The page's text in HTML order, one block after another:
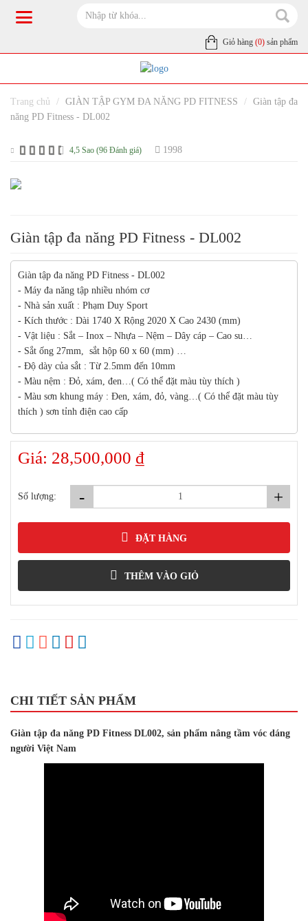
Giỏ hàng (0) sản phẩm
Trang chủ GIÀN TẬP GYM ĐA NĂNG PD FITNESS
Giàn tập đa
năng PD Fitness - DL002
4,5 Sao (96 Đánh giá) 1998
Giàn tập đa năng PD Fitness - DL002
Giàn tập đa năng PD Fitness - DL002
- Máy đa năng tập nhiều nhóm cơ
- Nhà sản xuất : Phạm Duy Sport
- Kích thước : Dài 1740 X Rộng 2020 X Cao 2430 (mm)
- Vật liệu : Sắt – Inox – Nhựa – Nệm – Dây cáp – Cao su…
- Sắt ống 27mm, sắt hộp 60 x 60 (mm) …
- Độ dày của sắt : Từ 2.5mm đến 10mm
- Màu nệm : Đỏ, xám, đen…( Có thể đặt màu tùy thích )
- Màu sơn khung máy : Đen, xám, đỏ, vàng…( Có thể đặt màu tùy
thích ) sơn tỉnh điện cao cấp
Giá: 28,500,000 ₫
Số lượng: - +
ĐẶT HÀNG
THÊM VÀO GIỎ
CHI TIẾT SẢN PHẨM
Giàn tập đa năng PD Fitness DL002, sản phẩm nâng tầm vóc dáng
người Việt Nam